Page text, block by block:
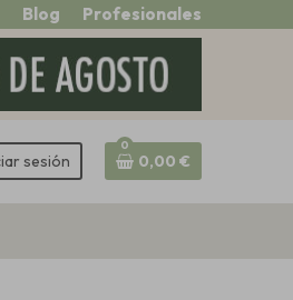
Profesionales
Blog
sesión
0
0,00 €